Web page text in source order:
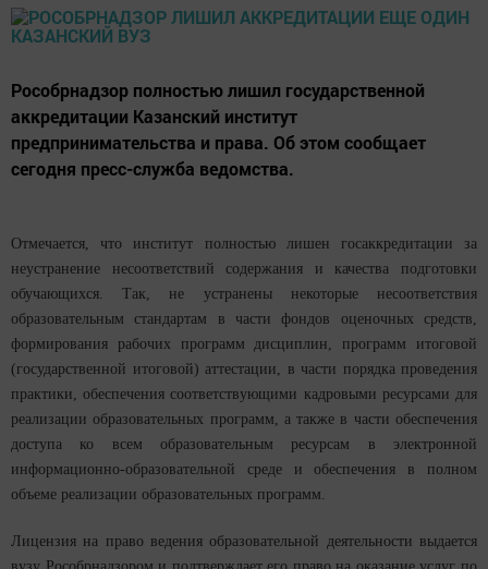
Рособрнадзор полностью лишил государственной
аккредитации Казанский институт
предпринимательства и права. Об этом сообщает
сегодня пресс-служба ведомства.
Отмечается, что институт полностью лишен госаккредитации за
неустранение несоответствий содержания и качества подготовки
обучающихся. Так, не устранены некоторые несоответствия
образовательным стандартам в части фондов оценочных средств,
формирования рабочих программ дисциплин, программ итоговой
(государственной итоговой) аттестации, в части порядка проведения
практики, обеспечения соответствующими кадровыми ресурсами для
реализации образовательных программ, а также в части обеспечения
доступа ко всем образовательным ресурсам в электронной
информационно-образовательной среде и обеспечения в полном
объеме реализации образовательных программ.
Лицензия на право ведения образовательной деятельности выдается